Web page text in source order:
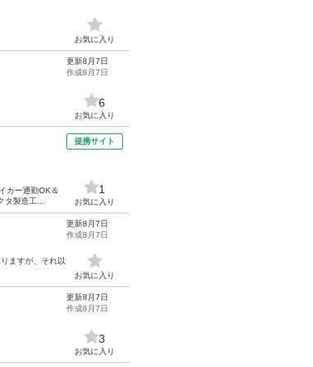
お気に入り
更新8月7日
作成8月7日
6
お気に入り
カー通勤OK＆
製造工...
提携サイト
1
お気に入り
ますが、それ以
更新8月7日
作成8月7日
お気に入り
更新8月7日
作成8月7日
3
お気に入り